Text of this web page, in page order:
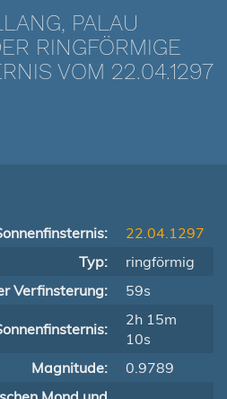
PALAU
RINGFÖRMIGE
VOM 22.04.1297
22.04.1297
Typ:
ringförmig
Verfinsterung:
59s
2h 15m
10s
Magnitude:
0.9789